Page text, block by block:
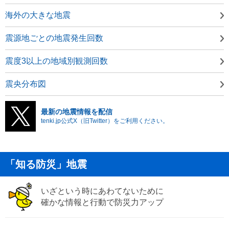
海外の大きな地震
震源地ごとの地震発生回数
震度3以上の地域別観測回数
震央分布図
最新の地震情報を配信
tenki.jp公式X（旧Twitter）をご利用ください。
「知る防災」地震
いざという時にあわてないために
確かな情報と行動で防災力アップ